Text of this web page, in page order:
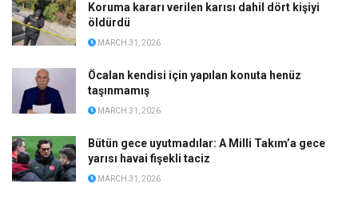
Koruma kararı verilen karısı dahil dört kişiyi
öldürdü
MARCH 31, 2026
Öcalan kendisi için yapılan konuta henüz
taşınmamış
MARCH 31, 2026
Bütün gece uyutmadılar: A Milli Takım’a gece
yarısı havai fişekli taciz
MARCH 31, 2026